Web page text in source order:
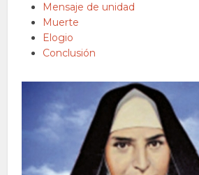
Mensaje de unidad
Muerte
Elogio
Conclusión